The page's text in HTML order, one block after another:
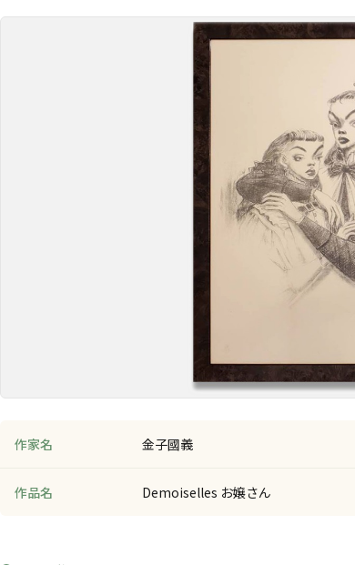
作家名 金子國義
作品名 Demoiselles お嬢さん